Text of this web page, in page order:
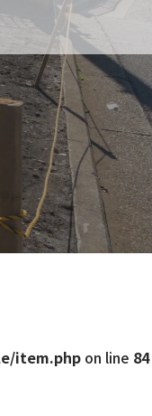
item.php on line 84